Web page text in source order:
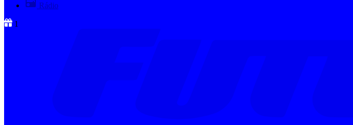
Rádio
1